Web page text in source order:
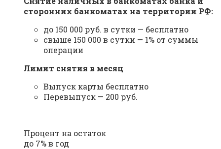
сторонних банкоматах на территории РФ:
до 150 000 руб. в сутки — бесплатно
свыше 150 000 в сутки — 1% от суммы
операции
Лимит снятия в месяц
Выпуск карты бесплатно
Перевыпуск — 200 руб.
Процент на остаток
до 7% в год